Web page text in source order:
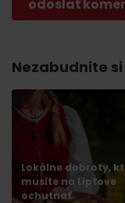
Nezabudnite
Lokálne dobroty,
musíte na Liptove
ochutnať
Príchod